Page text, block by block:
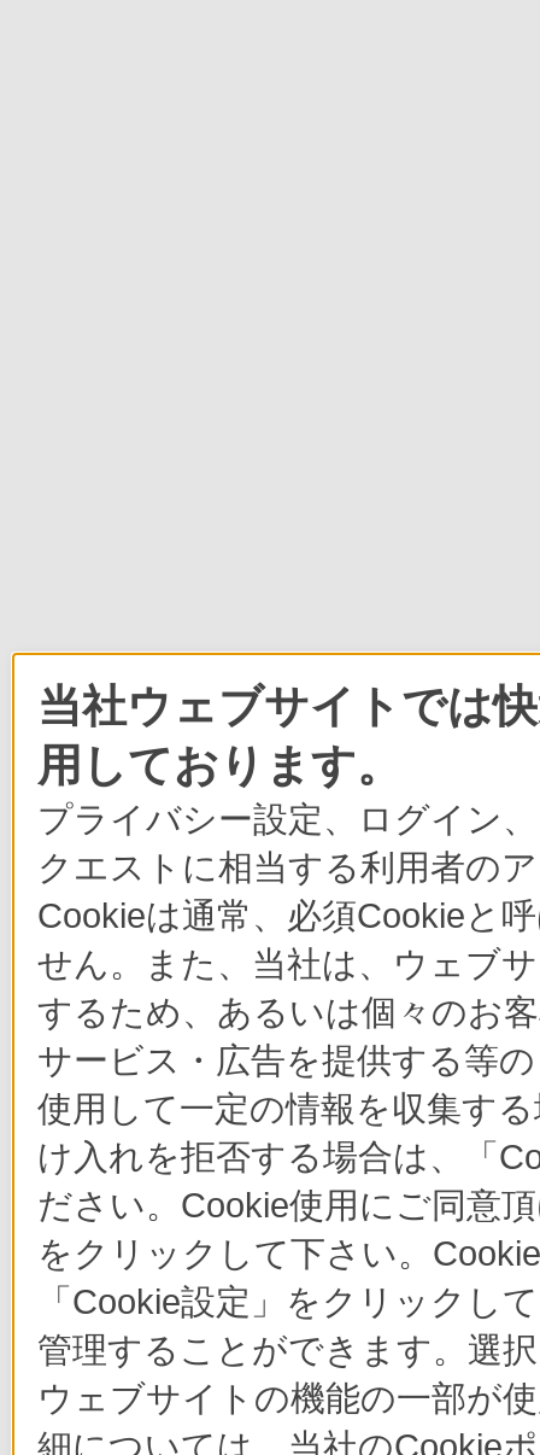
当社ウェブサイトでは
用しております。
プライバシー設定、ログイン
クエストに相当する利用者の
Cookieは通常、必須Cookieと
せん。また、当社は、ウェブ
するため、あるいは個々のお
サービス・広告を提供する等
使用して一定の情報を収集す
け入れを拒否する場合は、「
ださい。Cookie使用にご同意
をクリックして下さい。
「Cookie設定」をクリックし
管理することができます。選
ウェブサイトの機能の一部が
細については、当社のCookie